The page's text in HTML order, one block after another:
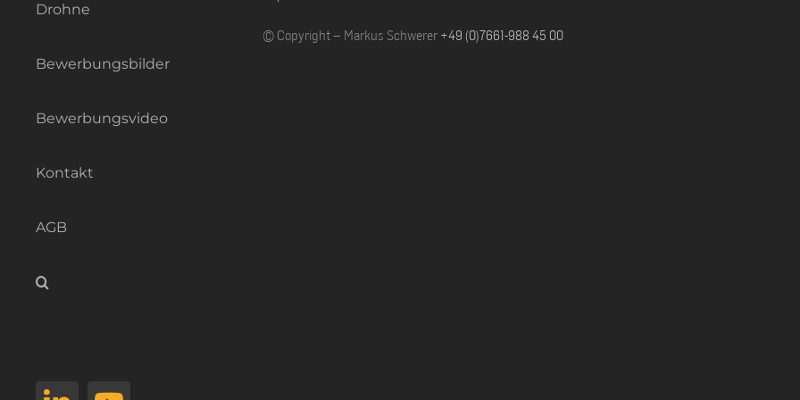
Drohne
Bewerbungsbilder
Bewerbungsvideo
Kontakt
AGB
© Copyright – Markus Schwerer +49 (0)7661-988 45 00